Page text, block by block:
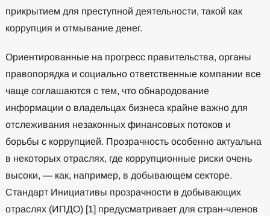
прикрытием для преступной деятельности, такой как
коррупция и отмывание денег.
Ориентированные на прогресс правительства, органы
правопорядка и социально ответственные компании все
чаще соглашаются с тем, что обнародование
информации о владельцах бизнеса крайне важно для
отслеживания незаконных финансовых потоков и
борьбы с коррупцией. Прозрачность особенно актуальна
в некоторых отраслях, где коррупционные риски очень
высоки, — как, например, в добывающем секторе.
Стандарт Инициативы прозрачности в добывающих
отраслях (ИПДО) [1] предусматривает для стран-членов